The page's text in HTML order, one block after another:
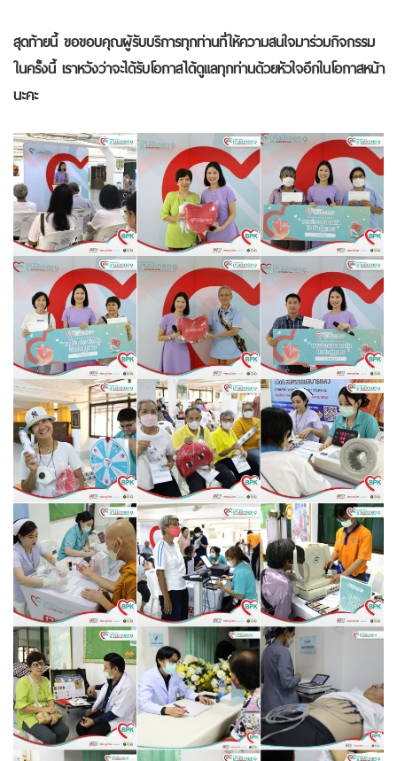
สุดท้ายนี้ ขอขอบคุณผู้รับบริการทุกท่านที่ให้ความสนใจมาร่วมกิจกรรม
ในครั้งนี้ เราหวังว่าจะได้รับโอกาสได้ดูแลทุกท่านด้วยหัวใจอีกในโอกาสหน้า
นะคะ